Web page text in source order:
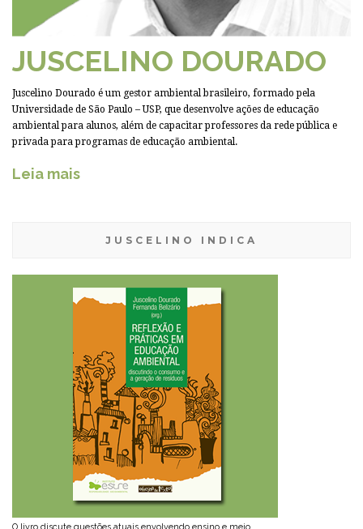
JUSCELINO DOURADO
Juscelino Dourado é um gestor ambiental brasileiro, formado pela
Universidade de São Paulo – USP, que desenvolve ações de educação
ambiental para alunos, além de capacitar professores da rede pública e
privada para programas de educação ambiental.
Leia mais
JUSCELINO INDICA